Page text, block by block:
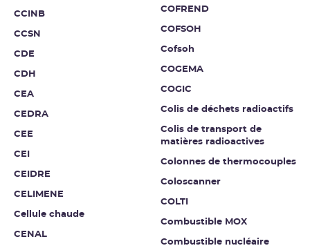
CCINB
CCSN
CDE
CDH
CEA
CEDRA
CEE
CEI
CEIDRE
CELIMENE
Cellule chaude
CENAL
COFREND
COFSOH
Cofsoh
COGEMA
COGIC
Colis de déchets radioactifs
Colis de transport de
matières radioactives
Colonnes de thermocouples
Coloscanner
COLTI
Combustible MOX
Combustible nucléaire